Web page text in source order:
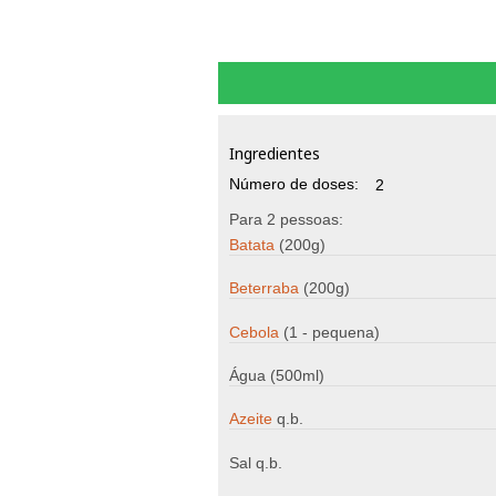
Ingredientes
Número de doses:
2
Para 2 pessoas:
Batata (200g)
Beterraba (200g)
Cebola (1 - pequena)
Água (500ml)
Azeite q.b.
Sal q.b.